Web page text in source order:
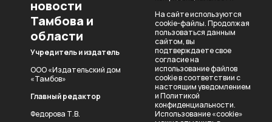
новости
Тамбова и
области
Учредитель и издатель
ООО «Издательский дом
«Тамбов»
Главный редактор
Федорова Т.В.
На сайте используются
cookie-файлы. Продолжая
пользоваться данным
сайтом, вы
подтверждаете свое
согласие на
использование файлов
cookie в соответствии с
настоящим уведомлением
иПолитикой
конфиденциальности.
Использование «cookie»